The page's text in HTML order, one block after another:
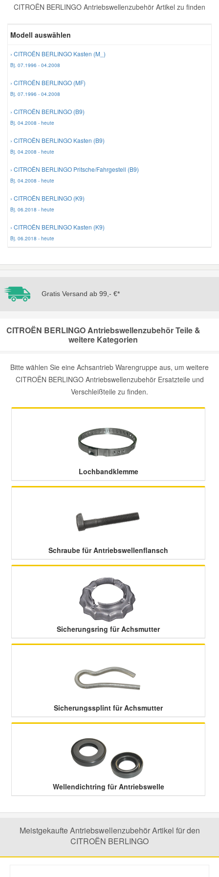
CITROËN BERLINGO Antriebswellenzubehör Artikel zu finden
Modell auswählen
› CITROËN BERLINGO Kasten (M_)
Bj. 07.1996 - 04.2008
› CITROËN BERLINGO (MF)
Bj. 07.1996 - 04.2008
› CITROËN BERLINGO (B9)
Bj. 04.2008 - heute
› CITROËN BERLINGO Kasten (B9)
Bj. 04.2008 - heute
› CITROËN BERLINGO Pritsche/Fahrgestell (B9)
Bj. 04.2008 - heute
› CITROËN BERLINGO (K9)
Bj. 06.2018 - heute
› CITROËN BERLINGO Kasten (K9)
Bj. 06.2018 - heute
Gratis Versand ab 99,- €*
CITROËN BERLINGO Antriebswellenzubehör Teile &
weitere Kategorien
Bitte wählen Sie eine Achsantrieb Warengruppe aus, um weitere
CITROËN BERLINGO Antriebswellenzubehör Ersatzteile und
Verschleißteile zu finden.
Lochbandklemme
Schraube für Antriebswellenflansch
Sicherungsring für Achsmutter
Sicherungssplint für Achsmutter
Wellendichtring für Antriebswelle
Meistgekaufte Antriebswellenzubehör Artikel für den
CITROËN BERLINGO
Winter-Autozubehör
Jeep Ersatzteile
Kia Ersatzteile
Lancia Ersatzteile
Mazda Ersatzteile
Mercedes Ersatzteile
Mini Ersatzteile
Mitsubishi Ersatzteile
Porsche Ersatzteile
Seat Ersatzteile
Skoda Ersatzteile
Toyota Ersatzteile
Vauxhall Ersatzteile